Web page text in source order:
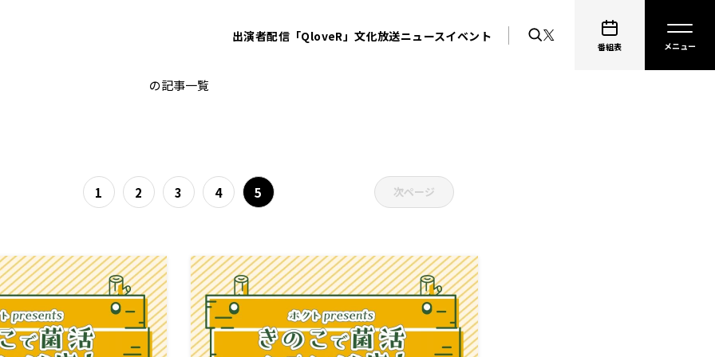
出演者配信「QloveR」文化放送ニュースイベント
番組表
の記事一覧
1 2 3 4 5 次ページ